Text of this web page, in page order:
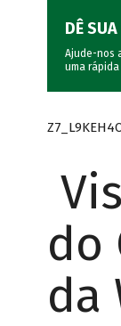
DÊ
Ajude-nos
uma rápida
do
da